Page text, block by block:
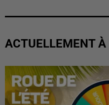
ACTUELLEMENT À